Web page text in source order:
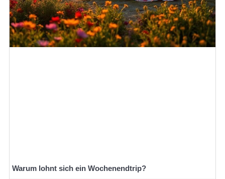
Warum lohnt sich ein Wochenendtrip?